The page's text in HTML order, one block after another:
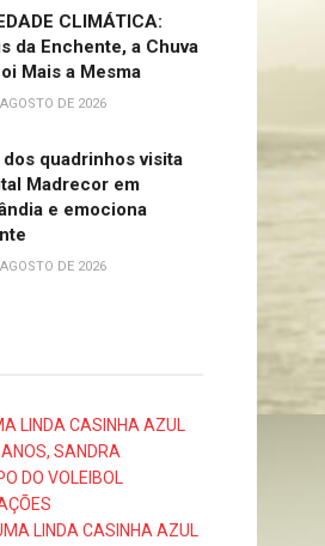
CLIMÁTICA:
da Enchente, a Chuva
Mais a Mesma
DE 2026
dos quadrinhos visita
Madrecor em
e emociona
DE 2026
LINDA CASINHA AZUL
SANDRA
DO VOLEIBOL
LINDA CASINHA AZUL